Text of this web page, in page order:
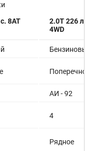
8AT
2.0T 226 л.
4WD
АИ - 92
4
Рядное